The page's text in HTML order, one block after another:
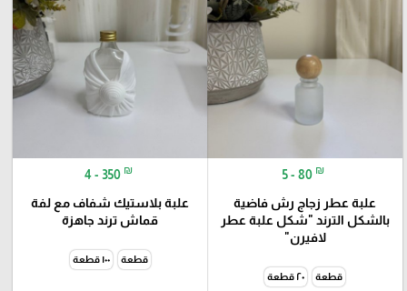
5 - 80 ₪
علبة عطر زجاج رش فاضية
بالشكل الترند "شكل علبة عطر
لافيرن"
قطعة ٢٠ قطعة
4 - 350 ₪
علبة بلاستيك شفاف مع لفة
قماش ترند جاهزة
قطعة ١٠٠ قطعة